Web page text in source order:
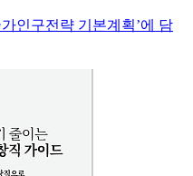
인구전략 기본계획’에 담